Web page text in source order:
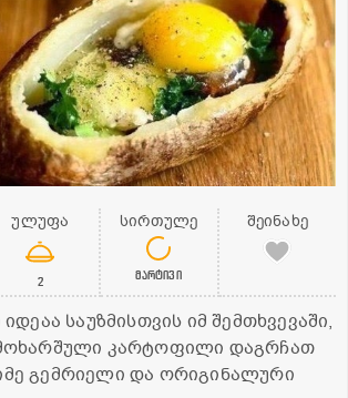
ულუფა
2
სირთულე
მარტივი
შეინახე
იდეაა საუზმისთვის იმ შემთხვევაში,
კარტოფილი დაგრჩათ
გემრიელი და ორიგინალური